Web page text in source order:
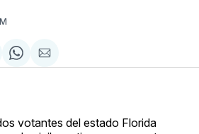
Share
on
Compartir
via
votantes del estado Florida